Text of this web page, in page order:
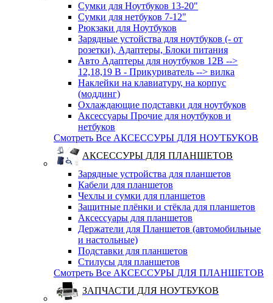
Сумки для Ноутбуков 13-20"
Сумки для нетбуков 7-12"
Рюкзаки для Ноутбуков
Зарядные устойства для ноутбуков (- от
розетки), Адаптеры, Блоки питания
Авто Адаптеры для ноутбуков 12В -->
12,18,19 В - Прикуриватель --> вилка
Наклейки на клавиатуру, на корпус
(моддинг)
Охлаждающие подставки для ноутбуков
Аксессуары Прочие для ноутбуков и
нетбуков
Смотреть Все АКСЕССУРЫ ДЛЯ НОУТБУКОВ
АКСЕССУРЫ ДЛЯ ПЛАНШЕТОВ
Зарядные устройства для планшетов
Кабели для планшетов
Чехлы и сумки для планшетов
Защитные плёнки и стёкла для планшетов
Аксессуары для планшетов
Держатели для Планшетов (автомобильные
и настольные)
Подставки для планшетов
Стилусы для планшетов
Смотреть Все АКСЕССУРЫ ДЛЯ ПЛАНШЕТОВ
ЗАПЧАСТИ ДЛЯ НОУТБУКОВ